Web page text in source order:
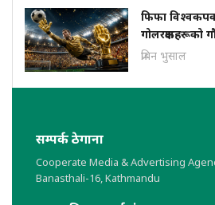
फिफा
गोलरक्षकहरूको
प्रबिन भुसाल
सम्पर्क ठेगाना
Cooperate Media & Advertising
Banasthali-16, Kathmandu